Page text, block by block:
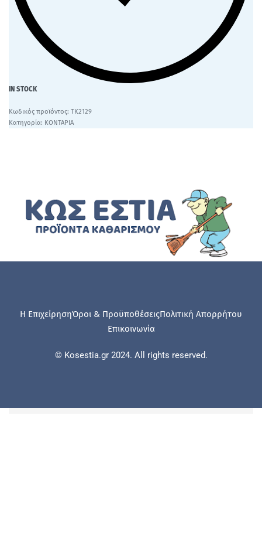
IN STOCK
ΤΚ2129
Κατηγορία: ΚΟΝΤΑΡΙΑ
Η ΕπιχείρησηΌροι & ΠροϋποθέσειςΠολιτική Απορρήτου
Επικοινωνία
© Kosestia.gr 2024. All rights reserved.